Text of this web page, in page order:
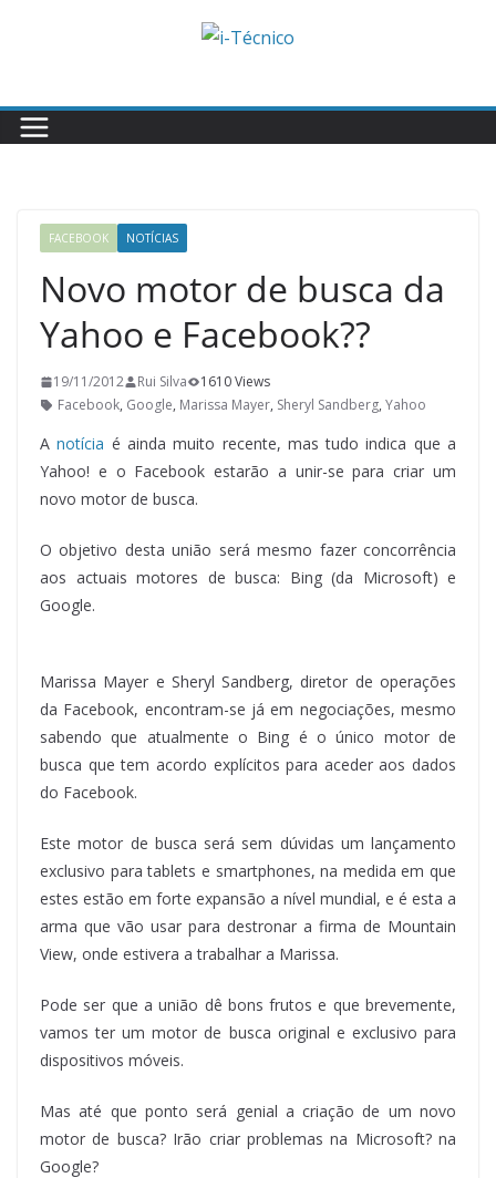
FACEBOOK NOTÍCIAS
Novo motor de busca da
Yahoo e Facebook??
19/11/2012 Rui Silva
1610 Views
Facebook, Google, Marissa Mayer, Sheryl Sandberg, Yahoo
Anotícia é ainda muito recente, mas tudo indica que a
Yahoo! e o Facebook estarão a unir-se para criar um
novo motor de busca.
O objetivo desta união será mesmo fazer concorrência
aos actuais motores de busca: Bing (da Microsoft) e
Google.
Marissa Mayer e Sheryl Sandberg, diretor de operações
da Facebook, encontram-se já em negociações, mesmo
sabendo que atualmente o Bing é o único motor de
busca que tem acordo explícitos para aceder aos dados
do Facebook.
Este motor de busca será sem dúvidas um lançamento
exclusivo para tablets e smartphones, na medida em que
estes estão em forte expansão a nível mundial, e é esta a
arma que vão usar para destronar a firma de Mountain
View, onde estivera a trabalhar a Marissa.
Pode ser que a união dê bons frutos e que brevemente,
vamos ter um motor de busca original e exclusivo para
dispositivos móveis.
Mas até que ponto será genial a criação de um novo
motor de busca? Irão criar problemas na Microsoft? na
Google?